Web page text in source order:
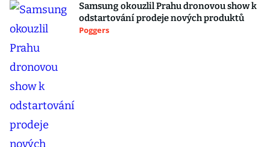
Samsung okouzlil Prahu dronovou show k
odstartování prodeje nových produktů
Poggers